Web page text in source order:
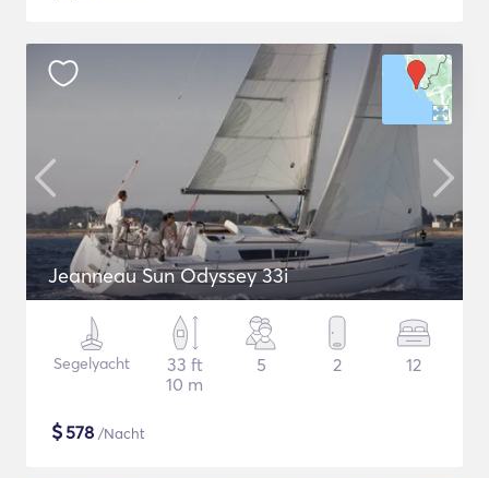
Jeanneau Sun Odyssey 33i
Segelyacht
33 ft
10 m
5 2 12
$578 /Nacht